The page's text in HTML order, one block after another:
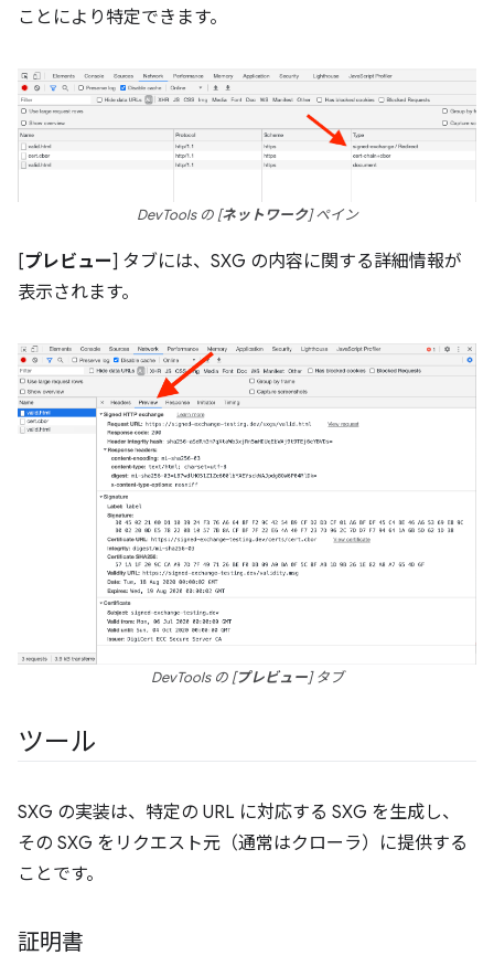
ことにより特定できます。
DevTools の [ネットワーク] ペイン
[プレビュー] タブには、SXG の内容に関する詳細情報が
表示されます。
DevTools の [プレビュー] タブ
ツール
SXG の実装は、特定の URL に対応する SXG を生成し、
その SXG をリクエスト元（通常はクローラ）に提供する
ことです。
証明書